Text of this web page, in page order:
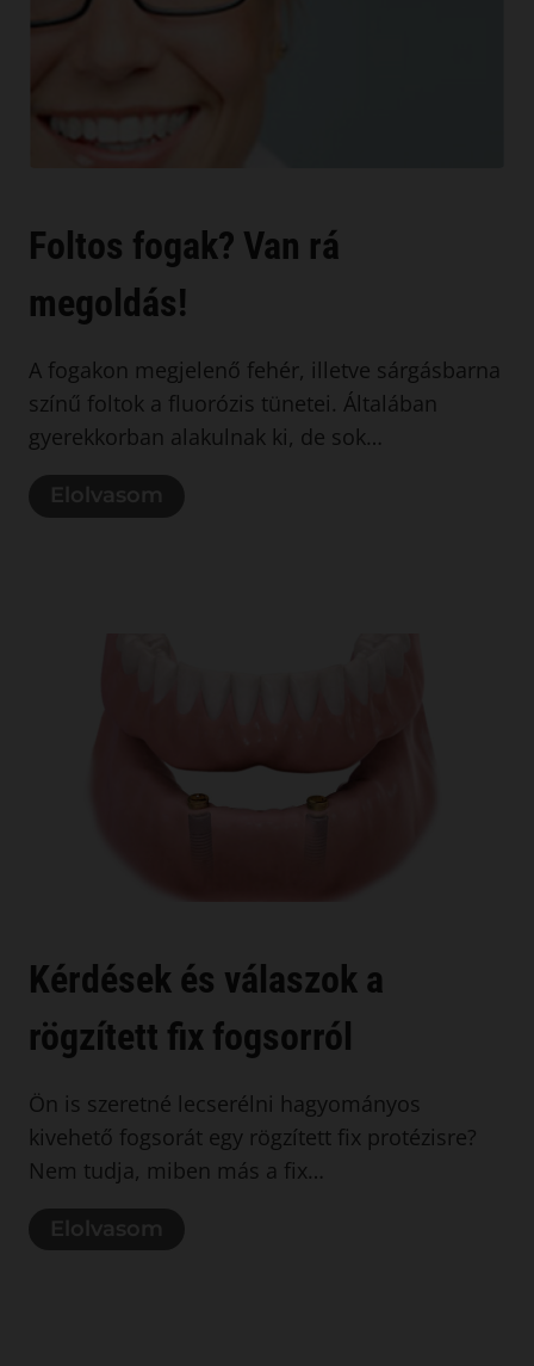
Foltos fogak? Van rá
megoldás!
A fogakon megjelenő fehér, illetve sárgásbarna
színű foltok a fluorózis tünetei. Általában
gyerekkorban alakulnak ki, de sok…
Kérdések és válaszok a
rögzített fix fogsorról
Ön is szeretné lecserélni hagyományos
kivehető fogsorát egy rögzített fix protézisre?
Nem tudja, miben más a fix…